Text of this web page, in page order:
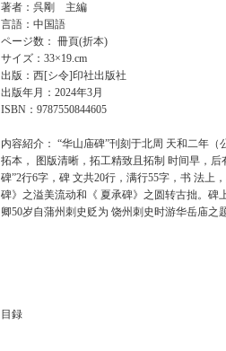
著者：呉剛 主編
言語：中国語
ページ数： 冊頁(折本)
サイズ：33×19.cm
出版：西[シ令]印社出版社
出版年月：2024年3月
ISBN：9787550844605
内容紹介： “华山庙碑”刊刻于北周 天和二年
拓本， 图版清晰，拓工精致且拓制 时间早，
碑”2行6字，碑 文共20行，满行55字，书 法上
碑》之溢美流动和《 夏承碑》之圆转古拙。碑
卿50岁自蒲州刺史贬为 饶州刺史时游华岳庙之
目録